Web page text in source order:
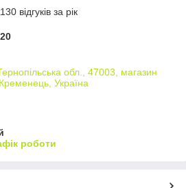
відгуків за рік
обл., 47003, магазин
Україна
роботи